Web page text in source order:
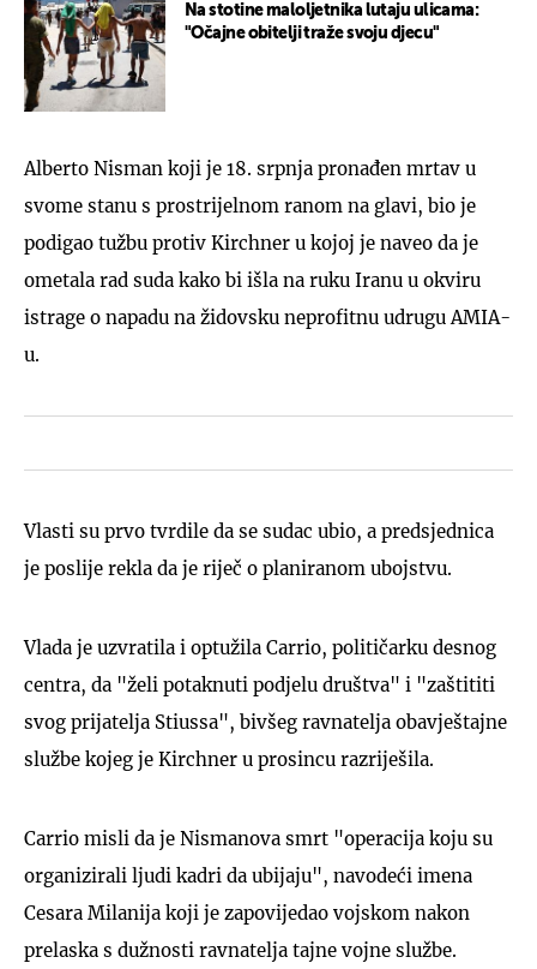
Na stotine maloljetnika lutaju ulicama:
"Očajne obitelji traže svoju djecu"
Alberto Nisman koji je 18. srpnja pronađen mrtav u
svome stanu s prostrijelnom ranom na glavi, bio je
podigao tužbu protiv Kirchner u kojoj je naveo da je
ometala rad suda kako bi išla na ruku Iranu u okviru
istrage o napadu na židovsku neprofitnu udrugu AMIA-
u.
Vlasti su prvo tvrdile da se sudac ubio, a predsjednica
je poslije rekla da je riječ o planiranom ubojstvu.
Vlada je uzvratila i optužila Carrio, političarku desnog
centra, da "želi potaknuti podjelu društva" i "zaštititi
svog prijatelja Stiussa", bivšeg ravnatelja obavještajne
službe kojeg je Kirchner u prosincu razriješila.
Carrio misli da je Nismanova smrt "operacija koju su
organizirali ljudi kadri da ubijaju", navodeći imena
Cesara Milanija koji je zapovijedao vojskom nakon
prelaska s dužnosti ravnatelja tajne vojne službe.